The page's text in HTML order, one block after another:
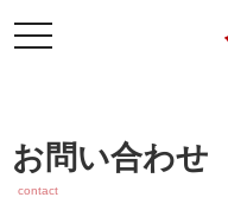
t
n
a
v
お問い合わせ
contact